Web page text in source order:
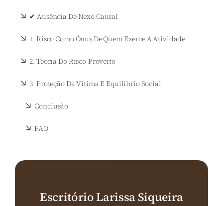
✔ Ausência De Nexo Causal
1. Risco Como Ônus De Quem Exerce A Atividade
2. Teoria Do Risco-Proveito
3. Proteção Da Vítima E Equilíbrio Social
Conclusão
FAQ
Escritório Larissa Siqueira